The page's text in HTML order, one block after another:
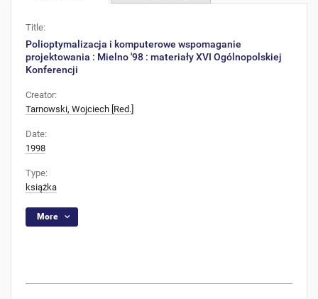
Title:
Polioptymalizacja i komputerowe wspomaganie
projektowania : Mielno '98 : materiały XVI Ogólnopolskiej
Konferencji
Creator:
Tarnowski, Wojciech [Red.]
Date:
1998
Type:
książka
More